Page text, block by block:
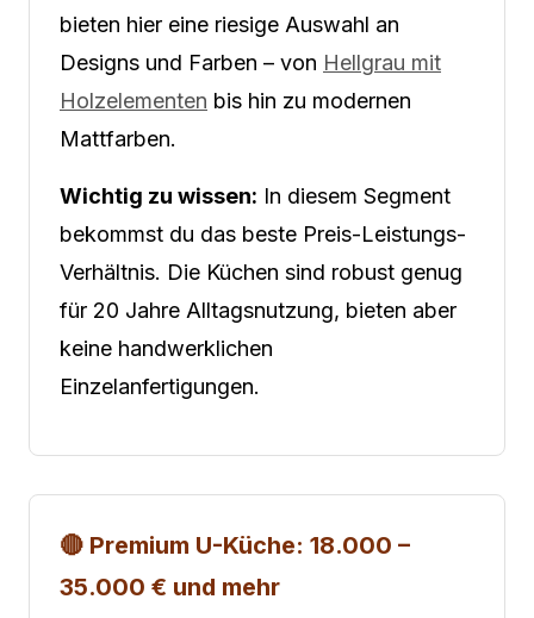
bieten hier eine riesige Auswahl an
Designs und Farben – von Hellgrau mit
Holzelementen bis hin zu modernen
Mattfarben.
Wichtig zu wissen: In diesem Segment
bekommst du das beste Preis-Leistungs-
Verhältnis. Die Küchen sind robust genug
für 20 Jahre Alltagsnutzung, bieten aber
keine handwerklichen
Einzelanfertigungen.
🔴 Premium U-Küche: 18.000 –
35.000 € und mehr